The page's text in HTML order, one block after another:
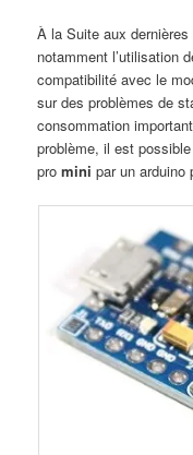
À la Suite aux
notamment l’utilisation
compatibilité avec le
sur des problèmes de
consommation
problème, il est
promini par un arduino